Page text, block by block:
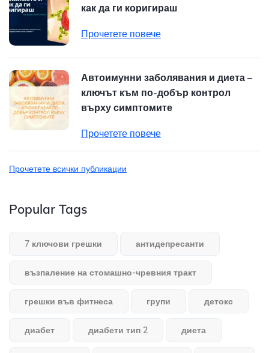
как да ги коригираш
Прочетете повече
Автоимунни заболявания и диета –
ключът към по-добър контрол
върху симптомите
Прочетете повече
Прочетете всички публикации
Popular Tags
7 ключови грешки антидепресанти
възпаление на стомашно-чревния тракт
грешки във фитнеса групи детокс
диабет диабети тип 2 диета